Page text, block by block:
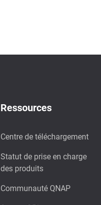
Ressources
Centre de téléchargement
Statut de prise en charge
des produits
Communauté QNAP